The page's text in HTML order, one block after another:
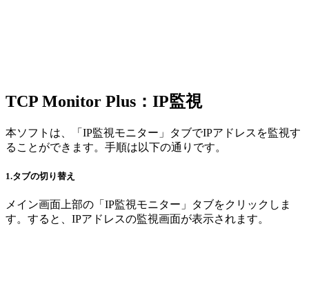
TCP Monitor Plus：IP監視
本ソフトは、「IP監視モニター」タブでIPアドレスを監視す
ることができます。手順は以下の通りです。
1.タブの切り替え
メイン画面上部の「IP監視モニター」タブをクリックしま
す。すると、IPアドレスの監視画面が表示されます。